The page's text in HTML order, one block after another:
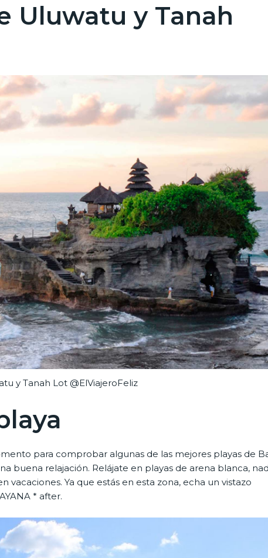
Uluwatu y Tanah
y Tanah Lot @ElViajeroFeliz
para comprobar algunas de las mejores playas de
buena relajación. Relájate en playas de arena blanca,
Ya que estás en esta zona, echa un vistazo
* after.